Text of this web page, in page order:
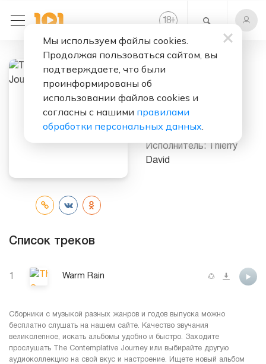
18+
Слушать бесплатно
Journey
Исполнитель:
Thierry
David
Список треков
1 Warm Rain
Сборники с музыкой разных жанров и годов выпуска можно
бесплатно слушать на нашем сайте. Качество звучания
великолепное, искать альбомы удобно и быстро. Заходите
прослушать The Contemplative Journey или выбирайте другую
аудиоколлекцию на свой вкус и настроение. Ищете новый альбом
Мы используем файлы cookies.
Продолжая пользоваться сайтом, вы
подтверждаете, что были
проинформированы об
использовании файлов cookies и
согласны с нашими правилами
обработки персональных данных.